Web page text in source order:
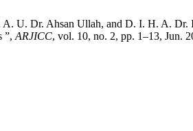
U. Dr. Ahsan Ullah, and D. I. H. A. Dr.
”, ARJICC, vol. 10, no. 2, pp. 1–13, Jun.